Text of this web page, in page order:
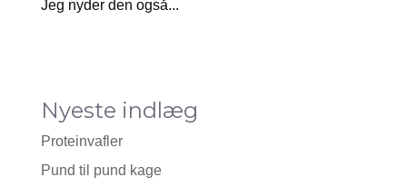
Jeg nyder den også...
Nyeste indlæg
Proteinvafler
Pund til pund kage